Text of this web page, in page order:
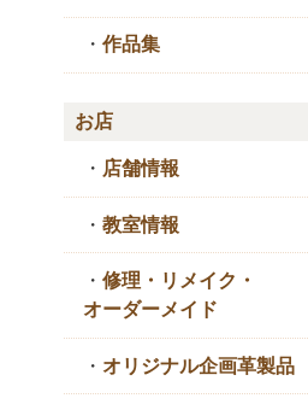
・ 作品集
お店
・ 店舗情報
・ 教室情報
・ 修理・リメイク・
オーダーメイド
・ オリジナル企画革製品